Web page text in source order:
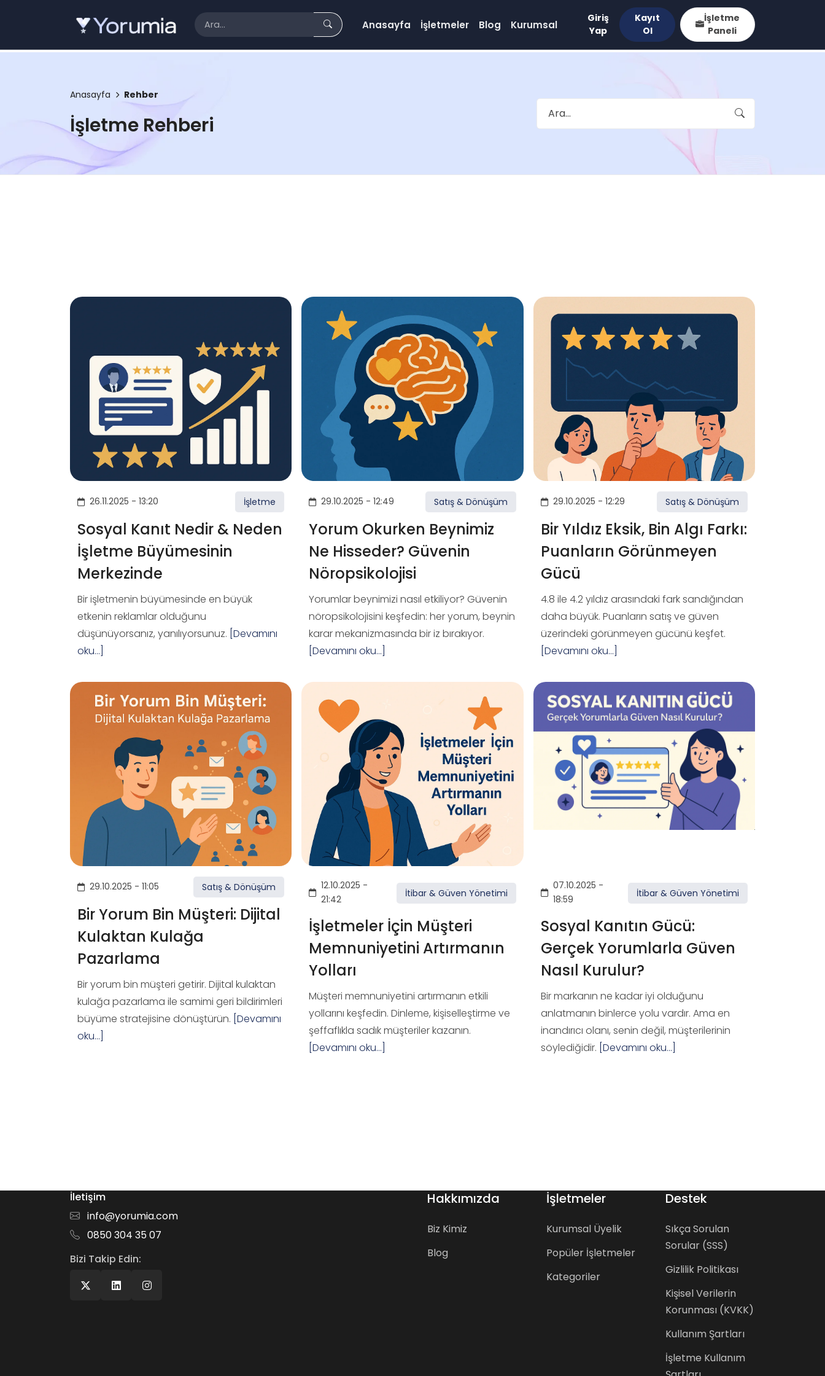
Anasayfa İşletmeler Blog Kurumsal
Giriş
Yap
Kayıt
Ol
İşletme
Paneli
Anasayfa Rehber
İşletme Rehberi
26.11.2025 - 13:20 İşletme
Sosyal Kanıt Nedir & Neden
İşletme Büyümesinin
Merkezinde
Bir işletmenin büyümesinde en büyük
etkenin reklamlar olduğunu
düşünüyorsanız, yanılıyorsunuz. [Devamını
oku...]
29.10.2025 - 12:49 Satış & Dönüşüm
Yorum Okurken Beynimiz
Ne Hisseder? Güvenin
Nöropsikolojisi
Yorumlar beynimizi nasıl etkiliyor? Güvenin
nöropsikolojisini keşfedin: her yorum, beynin
karar mekanizmasında bir iz bırakıyor.
[Devamını oku...]
29.10.2025 - 12:29 Satış & Dönüşüm
Bir Yıldız Eksik, Bin Algı Farkı:
Puanların Görünmeyen
Gücü
4.8 ile 4.2 yıldız arasındaki fark sandığından
daha büyük. Puanların satış ve güven
üzerindeki görünmeyen gücünü keşfet.
[Devamını oku...]
29.10.2025 - 11:05 Satış & Dönüşüm
Bir Yorum Bin Müşteri: Dijital
Kulaktan Kulağa
Pazarlama
Bir yorum bin müşteri getirir. Dijital kulaktan
kulağa pazarlama ile samimi geri bildirimleri
büyüme stratejisine dönüştürün. [Devamını
oku...]
12.10.2025 -
21:42
İtibar & Güven Yönetimi
İşletmeler İçin Müşteri
Memnuniyetini Artırmanın
Yolları
Müşteri memnuniyetini artırmanın etkili
yollarını keşfedin. Dinleme, kişiselleştirme ve
şeffaflıkla sadık müşteriler kazanın.
[Devamını oku...]
07.10.2025 -
18:59
İtibar & Güven Yönetimi
Sosyal Kanıtın Gücü:
Gerçek Yorumlarla Güven
Nasıl Kurulur?
Bir markanın ne kadar iyi olduğunu
anlatmanın binlerce yolu vardır. Ama en
inandırıcı olanı, senin değil, müşterilerinin
söylediğidir. [Devamını oku...]
İletişim
info@yorumia.com
0850 304 35 07
Bizi Takip Edin:
Hakkımızda
Biz Kimiz
Blog
İşletmeler
Kurumsal Üyelik
Popüler İşletmeler
Kategoriler
Destek
Sıkça Sorulan
Sorular (SSS)
Gizlilik Politikası
Kişisel Verilerin
Korunması (KVKK)
Kullanım Şartları
İşletme Kullanım